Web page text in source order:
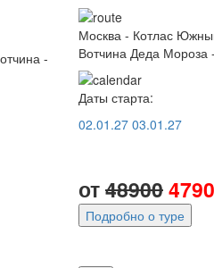
-
Москва - Котлас
Вотчина Деда Мороза
Даты старта:
02.01.27 03.01.27
от48900
Подробно о туре